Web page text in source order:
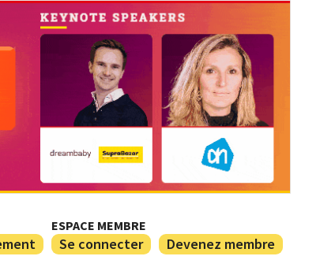
ESPACE MEMBRE
Se connecter Devenez membre